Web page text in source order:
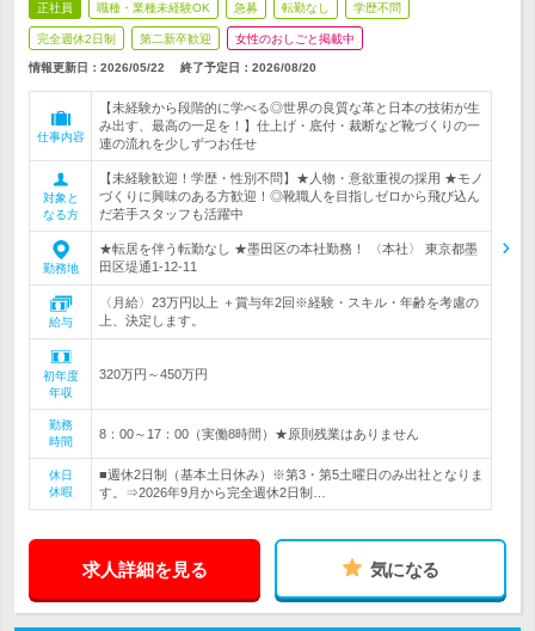
正社員 職種・業種未経験OK 急募 転勤なし 学歴不問
完全週休2日制 第二新卒歓迎 女性のおしごと掲載中
情報更新日：2026/05/22 終了予定日： 2026/08/20
仕事内容
【未経験から段階的に学べる◎世界の良質な革と日本の技術が生
み出す、最高の一足を！】仕上げ・底付・裁断など靴づくりの一
連の流れを少しずつお任せ
対象と
なる方
【未経験歓迎！学歴・性別不問】★人物・意欲重視の採用 ★モノ
づくりに興味のある方歓迎！◎靴職人を目指しゼロから飛び込ん
だ若手スタッフも活躍中
勤務地
★転居を伴う転勤なし ★墨田区の本社勤務！ 〈本社〉 東京都墨
田区堤通1-12-11
給与
〈月給〉23万円以上 ＋賞与年2回※経験・スキル・年齢を考慮の
上、決定します。
初年度
年収
320万円～450万円
勤務
時間
8：00～17：00（実働8時間）★原則残業はありません
休日
休暇
■週休2日制（基本土日休み）※第3・第5土曜日のみ出社となりま
す。⇒2026年9月から完全週休2日制…
求人詳細を見る 気になる